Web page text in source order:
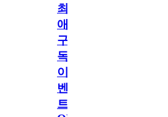
최
애
구
독
이
벤
트